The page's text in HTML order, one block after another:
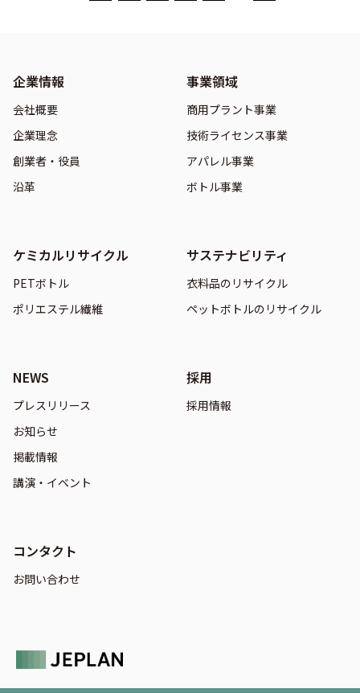
企業情報
会社概要
企業理念
創業者・役員
沿革
事業領域
商用プラント事業
技術ライセンス事業
アパレル事業
ボトル事業
ケミカルリサイクル
PETボトル
ポリエステル繊維
サステナビリティ
衣料品のリサイクル
ペットボトルのリサイクル
NEWS
プレスリリース
お知らせ
掲載情報
講演・イベント
採用
採用情報
コンタクト
お問い合わせ